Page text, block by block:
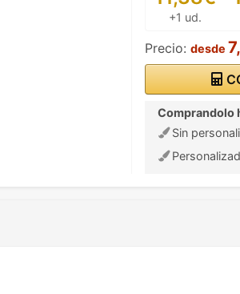
+1 ud.
Precio: desde
Comprandolo
Sin